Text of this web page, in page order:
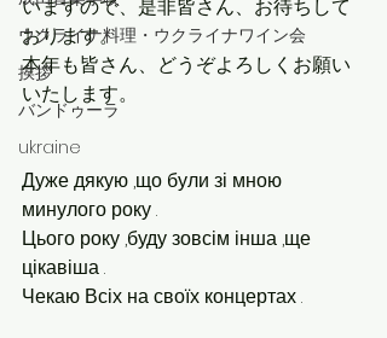
ウクライナ料理・ウクライナワイン会
挨拶
バンドゥーラ
ukraine
いますので、是非皆さん、お待ちして
おります。
本年も皆さん、どうぞよろしくお願い
いたします。
Дуже дякую ,що були зі мною
минулого року .
Цього року ,буду зовсім інша ,ще
цікавіша .
Чекаю Всіх на своїх концертах .